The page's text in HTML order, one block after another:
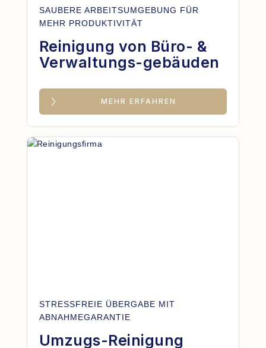
SAUBERE ARBEITSUMGEBUNG FÜR
MEHR PRODUKTIVITÄT
Reinigung von Büro- &
Verwaltungs-gebäuden
MEHR ERFAHREN
STRESSFREIE ÜBERGABE MIT
ABNAHMEGARANTIE
Umzugs-Reinigung